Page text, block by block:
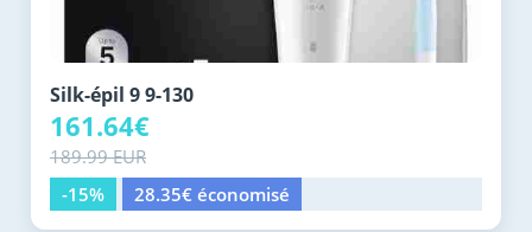
Silk-épil 9 9-130
161.64€
189.99 EUR
-15%
28.35€ économisé